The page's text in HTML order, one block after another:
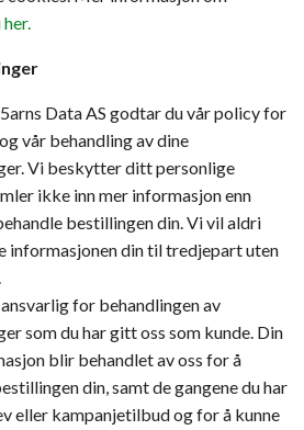
Data AS godtar du vår policy for
vår behandling av dine
Vi beskytter ditt personlige
ikke inn mer informasjon enn
bestillingen din. Vi vil aldri
informasjonen din til tredjepart uten
for behandlingen av
som du har gitt oss som kunde. Din
blir behandlet av oss for å
din, samt de gangene du har
eller kampanjetilbud og for å kunne